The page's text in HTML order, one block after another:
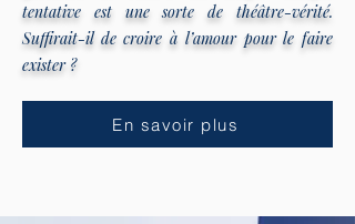
tentative est une sorte de théâtre-vérité.
Suffirait-il de croire à l’amour pour le faire
exister ?
En savoir plus